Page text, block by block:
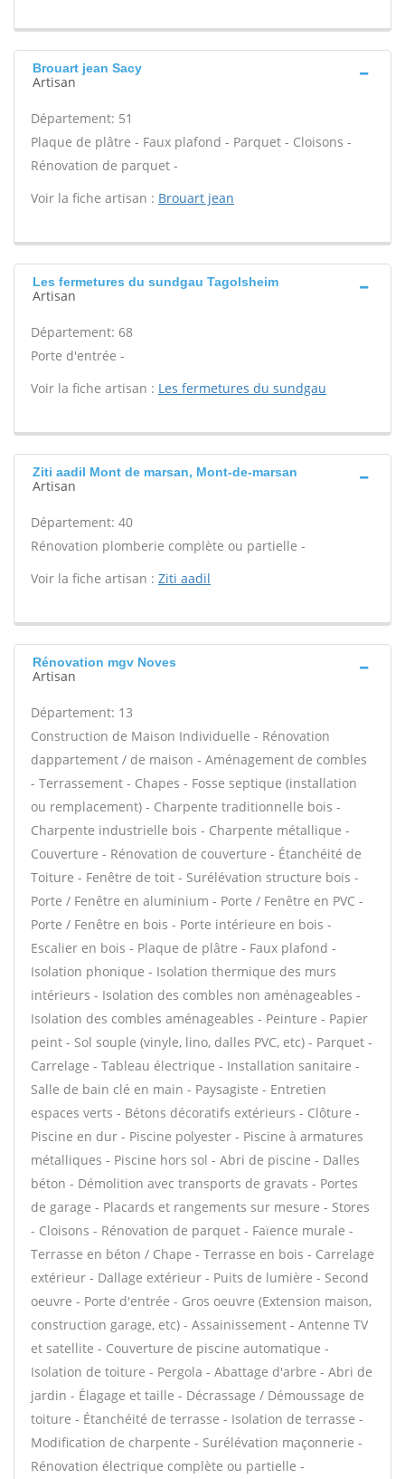
Brouart jean Sacy
Artisan
Département: 51
Plaque de plâtre - Faux plafond - Parquet - Cloisons -
Rénovation de parquet -
Voir la fiche artisan : Brouart jean
Les fermetures du sundgau Tagolsheim
Artisan
Département: 68
Porte d'entrée -
Voir la fiche artisan : Les fermetures du sundgau
Ziti aadil Mont de marsan, Mont-de-marsan
Artisan
Département: 40
Rénovation plomberie complète ou partielle -
Voir la fiche artisan : Ziti aadil
Rénovation mgv Noves
Artisan
Département: 13
Construction de Maison Individuelle - Rénovation
dappartement / de maison - Aménagement de combles
- Terrassement - Chapes - Fosse septique (installation
ou remplacement) - Charpente traditionnelle bois -
Charpente industrielle bois - Charpente métallique -
Couverture - Rénovation de couverture - Étanchéité de
Toiture - Fenêtre de toit - Surélévation structure bois -
Porte / Fenêtre en aluminium - Porte / Fenêtre en PVC -
Porte / Fenêtre en bois - Porte intérieure en bois -
Escalier en bois - Plaque de plâtre - Faux plafond -
Isolation phonique - Isolation thermique des murs
intérieurs - Isolation des combles non aménageables -
Isolation des combles aménageables - Peinture - Papier
peint - Sol souple (vinyle, lino, dalles PVC, etc) - Parquet -
Carrelage - Tableau électrique - Installation sanitaire -
Salle de bain clé en main - Paysagiste - Entretien
espaces verts - Bétons décoratifs extérieurs - Clôture -
Piscine en dur - Piscine polyester - Piscine à armatures
métalliques - Piscine hors sol - Abri de piscine - Dalles
béton - Démolition avec transports de gravats - Portes
de garage - Placards et rangements sur mesure - Stores
- Cloisons - Rénovation de parquet - Faïence murale -
Terrasse en béton / Chape - Terrasse en bois - Carrelage
extérieur - Dallage extérieur - Puits de lumière - Second
oeuvre - Porte d'entrée - Gros oeuvre (Extension maison,
construction garage, etc) - Assainissement - Antenne TV
et satellite - Couverture de piscine automatique -
Isolation de toiture - Pergola - Abattage d'arbre - Abri de
jardin - Élagage et taille - Décrassage / Démoussage de
toiture - Étanchéité de terrasse - Isolation de terrasse -
Modification de charpente - Surélévation maçonnerie -
Rénovation électrique complète ou partielle -